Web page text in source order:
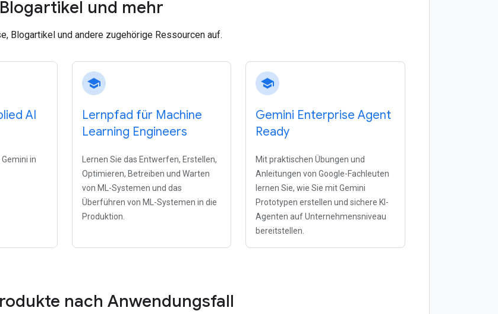
Blogartikel und mehr
Blogartikel und andere zugehörige Ressourcen auf.
AI
Gemini in
school
Lernpfad für Machine
Learning Engineers
Lernen Sie das Entwerfen, Erstellen,
Optimieren, Betreiben und Warten
von ML-Systemen und das
Überführen von ML-Systemen in die
Produktion.
school
Gemini Enterprise Agent
Ready
Mit praktischen Übungen und
Anleitungen von Google-Fachleuten
lernen Sie, wie Sie mit Gemini
Prototypen erstellen und sichere KI-
Agenten auf Unternehmensniveau
bereitstellen.
nach Anwendungsfall